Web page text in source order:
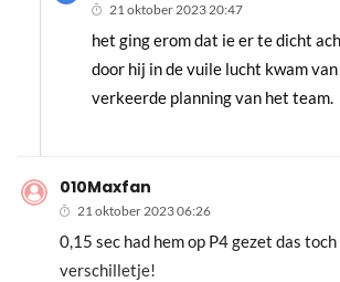
010Maxfan
21 oktober 2023 06:26
0,15 sec had hem op P4 gezet das
verschilletje!
21 oktober 2023 20:47
het ging erom dat ie er te dicht
door hij in de vuile lucht kwam van
verkeerde planning van het team.